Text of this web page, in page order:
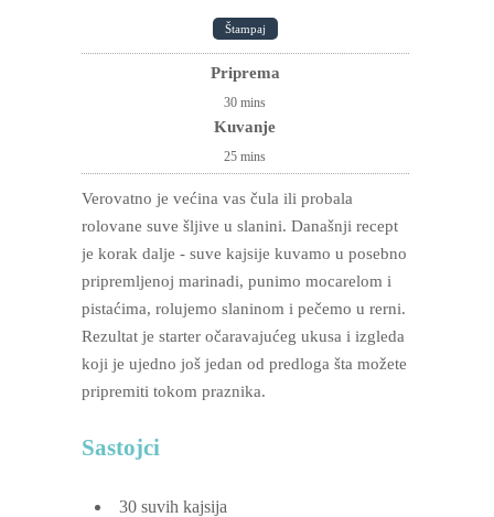
Štampaj
Priprema
30 mins
Kuvanje
25 mins
Verovatno je većina vas čula ili probala
rolovane suve šljive u slanini. Današnji recept
je korak dalje - suve kajsije kuvamo u posebno
pripremljenoj marinadi, punimo mocarelom i
pistaćima, rolujemo slaninom i pečemo u rerni.
Rezultat je starter očaravajućeg ukusa i izgleda
koji je ujedno još jedan od predloga šta možete
pripremiti tokom praznika.
Sastojci
30 suvih kajsija